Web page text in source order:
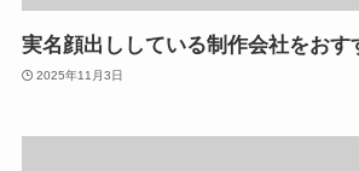
実名顔出ししている制作会社をおす
2025年11月3日